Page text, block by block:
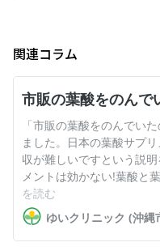
関連コラム